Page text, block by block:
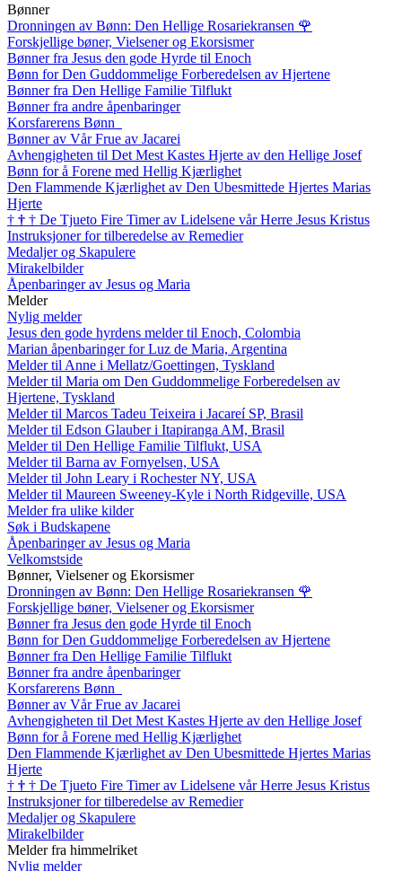
Bønner
Dronningen av Bønn: Den Hellige Rosariekransen 🌹
Forskjellige bøner, Vielsener og Ekorsismer
Bønner fra Jesus den gode Hyrde til Enoch
Bønn for Den Guddommelige Forberedelsen av Hjertene
Bønner fra Den Hellige Familie Tilflukt
Bønner fra andre åpenbaringer
Korsfarerens Bønn
Bønner av Vår Frue av Jacarei
Avhengigheten til Det Mest Kastes Hjerte av den Hellige Josef
Bønn for å Forene med Hellig Kjærlighet
Den Flammende Kjærlighet av Den Ubesmittede Hjertes Marias
Hjerte
† † † De Tjueto Fire Timer av Lidelsene vår Herre Jesus Kristus
Instruksjoner for tilberedelse av Remedier
Medaljer og Skapulere
Mirakelbilder
Åpenbaringer av Jesus og Maria
Melder
Nylig melder
Jesus den gode hyrdens melder til Enoch, Colombia
Marian åpenbaringer for Luz de Maria, Argentina
Melder til Anne i Mellatz/Goettingen, Tyskland
Melder til Maria om Den Guddommelige Forberedelsen av
Hjertene, Tyskland
Melder til Marcos Tadeu Teixeira i Jacareí SP, Brasil
Melder til Edson Glauber i Itapiranga AM, Brasil
Melder til Den Hellige Familie Tilflukt, USA
Melder til Barna av Fornyelsen, USA
Melder til John Leary i Rochester NY, USA
Melder til Maureen Sweeney-Kyle i North Ridgeville, USA
Melder fra ulike kilder
Søk i Budskapene
Åpenbaringer av Jesus og Maria
Velkomstside
Bønner, Vielsener og Ekorsismer
Dronningen av Bønn: Den Hellige Rosariekransen 🌹
Forskjellige bøner, Vielsener og Ekorsismer
Bønner fra Jesus den gode Hyrde til Enoch
Bønn for Den Guddommelige Forberedelsen av Hjertene
Bønner fra Den Hellige Familie Tilflukt
Bønner fra andre åpenbaringer
Korsfarerens Bønn
Bønner av Vår Frue av Jacarei
Avhengigheten til Det Mest Kastes Hjerte av den Hellige Josef
Bønn for å Forene med Hellig Kjærlighet
Den Flammende Kjærlighet av Den Ubesmittede Hjertes Marias
Hjerte
† † † De Tjueto Fire Timer av Lidelsene vår Herre Jesus Kristus
Instruksjoner for tilberedelse av Remedier
Medaljer og Skapulere
Mirakelbilder
Melder fra himmelriket
Nylig melder